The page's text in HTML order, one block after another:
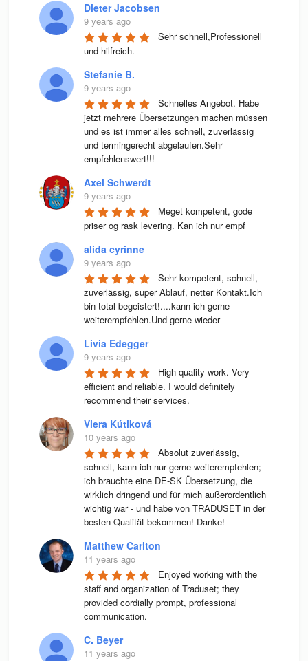
Dieter Jacobsen
9 years ago
Sehr schnell,Professionell
und hilfreich.
Stefanie B.
9 years ago
Schnelles Angebot. Habe
jetzt mehrere Übersetzungen machen müssen
und es ist immer alles schnell, zuverlässig
und termingerecht abgelaufen.Sehr
empfehlenswert!!!
Axel Schwerdt
9 years ago
Meget kompetent, gode
priser og rask levering. Kan ich nur empf
alida cyrinne
9 years ago
Sehr kompetent, schnell,
zuverlässig, super Ablauf, netter Kontakt.Ich
bin total begeistert!....kann ich gerne
weiterempfehlen.Und gerne wieder
Livia Edegger
9 years ago
High quality work. Very
efficient and reliable. I would definitely
recommend their services.
Viera Kútiková
10 years ago
Absolut zuverlässig,
schnell, kann ich nur gerne weiterempfehlen;
ich brauchte eine DE-SK Übersetzung, die
wirklich dringend und für mich außerordentlich
wichtig war - und habe von TRADUSET in der
besten Qualität bekommen! Danke!
Matthew Carlton
11 years ago
Enjoyed working with the
staff and organization of Traduset; they
provided cordially prompt, professional
communication.
C. Beyer
11 years ago